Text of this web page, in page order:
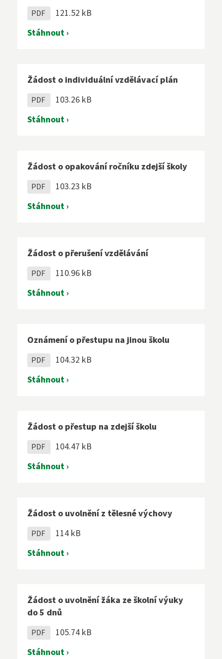
PDF
121.52 kB
Stáhnout ›
Žádost o individuální vzdělávací plán
PDF
103.26 kB
Stáhnout ›
Žádost o opakování ročníku zdejší školy
PDF
103.23 kB
Stáhnout ›
Žádost o přerušení vzdělávání
PDF
110.96 kB
Stáhnout ›
Oznámení o přestupu na jinou školu
PDF
104.32 kB
Stáhnout ›
Žádost o přestup na zdejší školu
PDF
104.47 kB
Stáhnout ›
Žádost o uvolnění z tělesné výchovy
PDF
114 kB
Stáhnout ›
Žádost o uvolnění žáka ze školní výuky
do 5 dnů
PDF
105.74 kB
Stáhnout ›